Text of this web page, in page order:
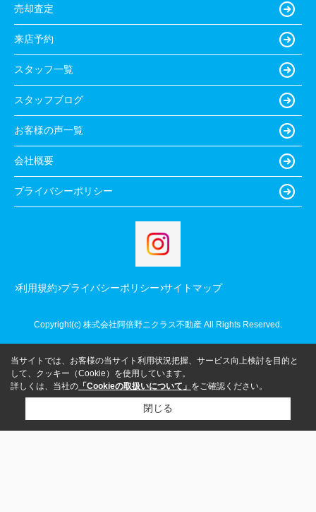
売却査定
来店予約
スタッフ一覧
スタッフブログ
お客様の声一覧
会社概要
プライバシーポリシー
利用規約 プライバシーポリシー サイトマップ
Copyright(c) 株式会社阿倍野ニクラス不動産 All Rights Reserved.
当サイトでは、お客様の当サイト利用状況把握、サービス向上検討を目的と
して、クッキー（Cookie）を使用しています。
詳しくは、当社の 「Cookieの取扱いについて」 をご確認ください。
閉じる